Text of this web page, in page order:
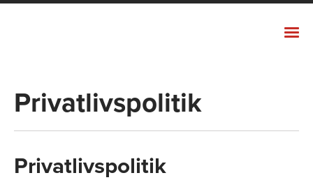
RESULTATER
Privatlivspolitik
Privatlivspolitik